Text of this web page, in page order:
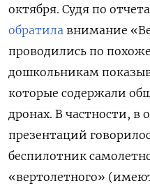
октября. Судя по
обратила внимание
проводились по
дошкольникам
которые содержали
дронах. В частности, в
презентаций
беспилотник
«вертолетного»